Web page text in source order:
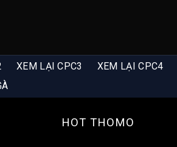
XEM LẠI CPC3 XEM LẠI CPC4
HOT THOMO